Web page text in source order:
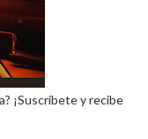
¡Suscríbete y recibe